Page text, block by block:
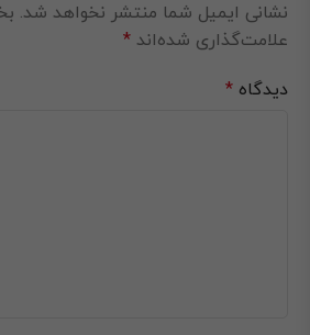
نشانی ایمیل شما منتشر نخواهد شد.
علامت‌گذاری شده‌اند *
دیدگاه *